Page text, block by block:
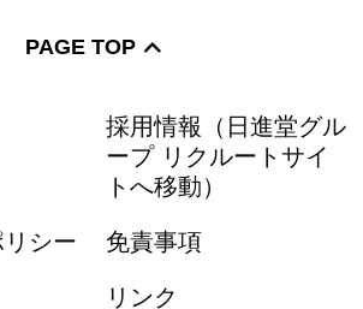
PAGE TOP
採用情報（日進堂グル
ープ リクルートサイ
トへ移動）
シー 免責事項
リンク